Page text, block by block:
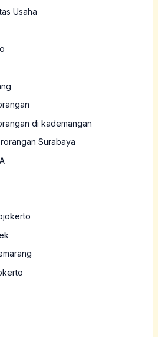
Usaha
di kademangan
Surabaya